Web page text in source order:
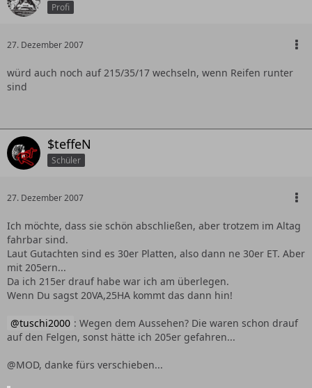
Profi
27. Dezember 2007
würd auch noch auf 215/35/17 wechseln, wenn Reifen runter
sind
$teffeN
Schüler
27. Dezember 2007
Ich möchte, dass sie schön abschließen, aber trotzem im Altag
fahrbar sind.
Laut Gutachten sind es 30er Platten, also dann ne 30er ET. Aber
mit 205ern...
Da ich 215er drauf habe war ich am überlegen.
Wenn Du sagst 20VA,25HA kommt das dann hin!
tuschi2000 : Wegen dem Aussehen? Die waren schon drauf
auf den Felgen, sonst hätte ich 205er gefahren...
@MOD, danke fürs verschieben...